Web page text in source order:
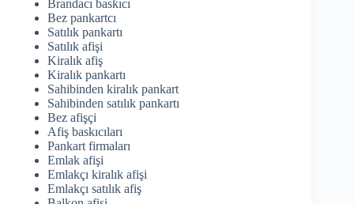
Brandacı baskıcı
Bez pankartcı
Satılık pankartı
Satılık afişi
Kiralık afiş
Kiralık pankartı
Sahibinden kiralık pankart
Sahibinden satılık pankartı
Bez afişçi
Afiş baskıcıları
Pankart firmaları
Emlak afişi
Emlakçı kiralık afişi
Emlakçı satılık afiş